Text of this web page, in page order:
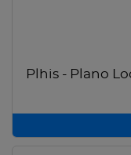
Plhis - Plano